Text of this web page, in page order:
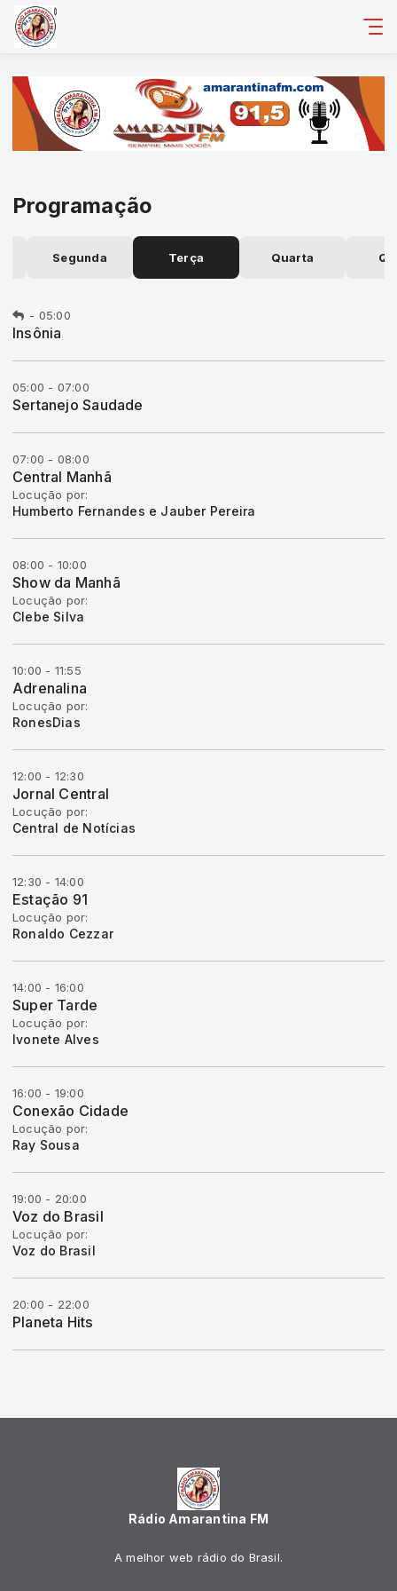
Programação
Segunda Terça Quarta
- 05:00
Insônia
05:00 - 07:00
Sertanejo Saudade
07:00 - 08:00
Central Manhã
Locução por:
Humberto Fernandes e Jauber Pereira
08:00 - 10:00
Show da Manhã
Locução por:
Clebe Silva
10:00 - 11:55
Adrenalina
Locução por:
RonesDias
12:00 - 12:30
Jornal Central
Locução por:
Central de Notícias
12:30 - 14:00
Estação 91
Locução por:
Ronaldo Cezzar
14:00 - 16:00
Super Tarde
Locução por:
Ivonete Alves
16:00 - 19:00
Conexão Cidade
Locução por:
Ray Sousa
19:00 - 20:00
Voz do Brasil
Locução por:
Voz do Brasil
20:00 - 22:00
Planeta Hits
Rádio Amarantina FM
A melhor web rádio do Brasil.